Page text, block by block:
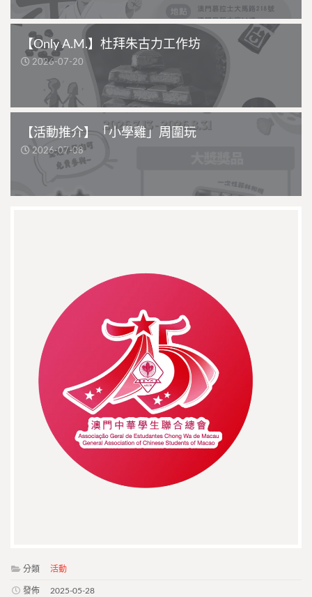
【Only A.M.】杜拜朱古力工作坊
2026-07-20
【活動推介】「小學雞」周圍玩
2026-07-08
分類 活動
發佈 2025-05-28